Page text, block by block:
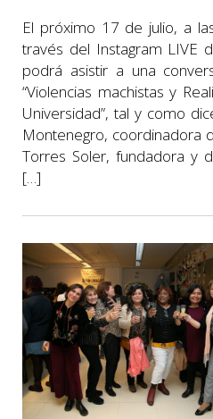
El próximo 17 de julio, a
través del Instagram LIVE
podrá asistir a una
“Violencias machistas y
Universidad”, tal y como
Montenegro, coordinadora
Torres Soler, fundadora y
[…]